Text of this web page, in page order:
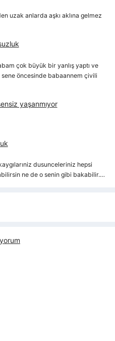
uzak anlarda aşkı aklına gelmez
çok büyük bir yanlış yaptı ve
sene öncesinde babaannem çivili
yaşanmıyor
dusunceleriniz hepsi
ne de o senin gibi bakabilir.…